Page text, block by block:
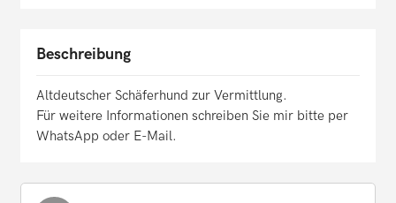
Beschreibung
Altdeutscher Schäferhund zur Vermittlung.
Für weitere Informationen schreiben Sie mir bitte per
WhatsApp oder E-Mail.